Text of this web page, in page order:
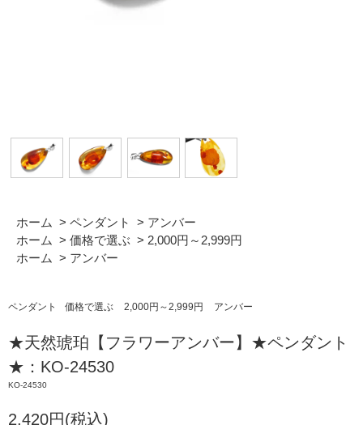
ホーム > ペンダント > アンバー
ホーム > 価格で選ぶ > 2,000円～2,999円
ホーム > アンバー
ペンダント 価格で選ぶ 2,000円～2,999円 アンバー
★天然琥珀【フラワーアンバー】★ペンダント
★：KO-24530
KO-24530
2,420円(税込)